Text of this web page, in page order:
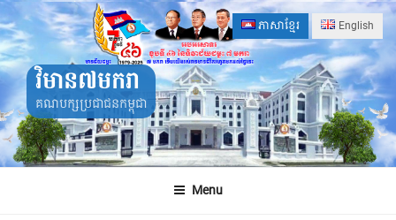
Skip
to
content
ភាសាខ្មែរ English
វិមាន៧មករា
គណបក្សប្រជាជនកម្ពុជា
Menu